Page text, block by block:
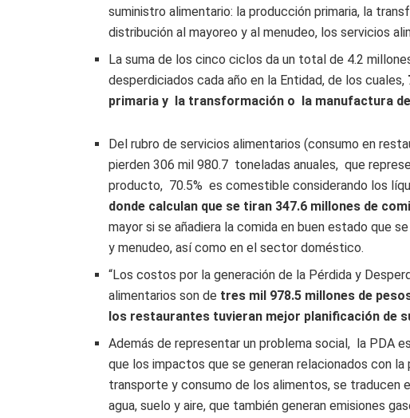
suministro alimentario: la producción primaria, la
distribución al mayoreo y al menudeo, los servicios
La suma de los cinco ciclos da un total de 4.2
desperdiciados cada año en la Entidad, de los cuales,
primaria y la transformación o la manufactura
Del rubro de servicios alimentarios (consumo en
pierden 306 mil 980.7 toneladas anuales, que
producto, 70.5% es comestible considerando los
donde calculan que se tiran 347.6 millones de
mayor si se añadiera la comida en buen estado que
y menudeo, así como en el sector doméstico.
“Los costos por la generación de la Pérdida y
alimentarios son de tres mil 978.5 millones de
los restaurantes tuvieran mejor planificación de
Además de representar un problema social, la PDA
que los impactos que se generan relacionados con
transporte y consumo de los alimentos, se traducen
agua, suelo y aire, que también generan emisiones